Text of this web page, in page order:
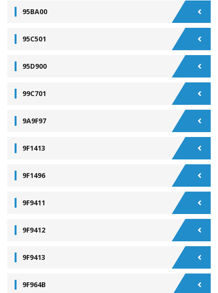
95BA00
95C501
95D900
99C701
9A9F97
9F1413
9F1496
9F9411
9F9412
9F9413
9F964B